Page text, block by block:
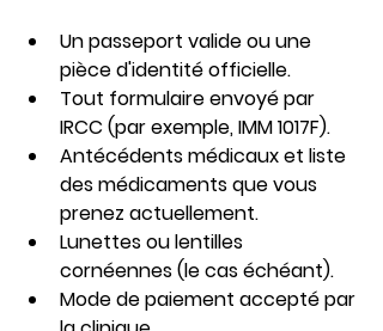
Un passeport valide ou une
pièce d'identité officielle.
Tout formulaire envoyé par
IRCC (par exemple, IMM 1017F).
Antécédents médicaux et liste
des médicaments que vous
prenez actuellement.
Lunettes ou lentilles
cornéennes (le cas échéant).
Mode de paiement accepté par